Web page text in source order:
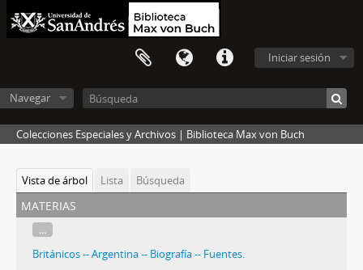
Iniciar sesión
Navegar
Colecciones Especiales y Archivos | Biblioteca Max von Buch
Vista de árbol Lista Búsqueda
materias
...
Británicos -- Argentina -- Biografía -- Fuentes.